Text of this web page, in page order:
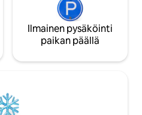
Ilmainen pysäköinti
paikan päällä